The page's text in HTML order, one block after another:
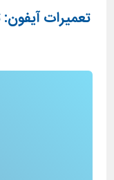
تعمیرات آیفون: